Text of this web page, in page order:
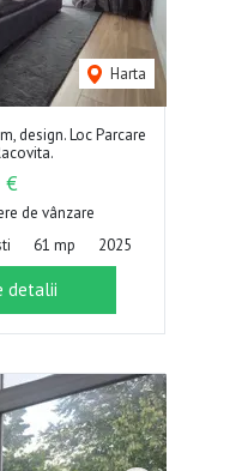
Harta
design. Loc Parcare
€
de vânzare
61 mp 2025
detalii